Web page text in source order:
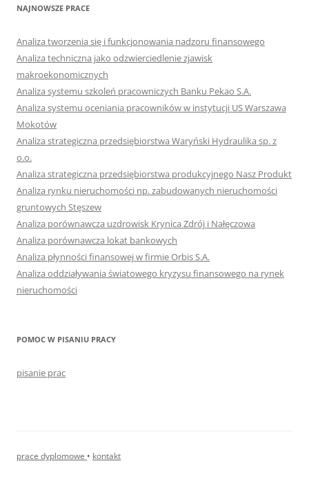
NAJNOWSZE PRACE
Analiza tworzenia się i funkcjonowania nadzoru finansowego
Analiza techniczna jako odzwierciedlenie zjawisk
makroekonomicznych
Analiza systemu szkoleń pracowniczych Banku Pekao S.A.
Analiza systemu oceniania pracowników w instytucji US Warszawa
Mokotów
Analiza strategiczna przedsiębiorstwa Waryński Hydraulika sp. z
o.o.
Analiza strategiczna przedsiębiorstwa produkcyjnego Nasz Produkt
Analiza rynku nieruchomości np. zabudowanych nieruchomości
gruntowych Stęszew
Analiza porównawcza uzdrowisk Krynica Zdrój i Nałęczowa
Analiza porównawcza lokat bankowych
Analiza płynności finansowej w firmie Orbis S.A.
Analiza oddziaływania światowego kryzysu finansowego na rynek
nieruchomości
POMOC W PISANIU PRACY
pisanie prac
prace dyplomowe • kontakt